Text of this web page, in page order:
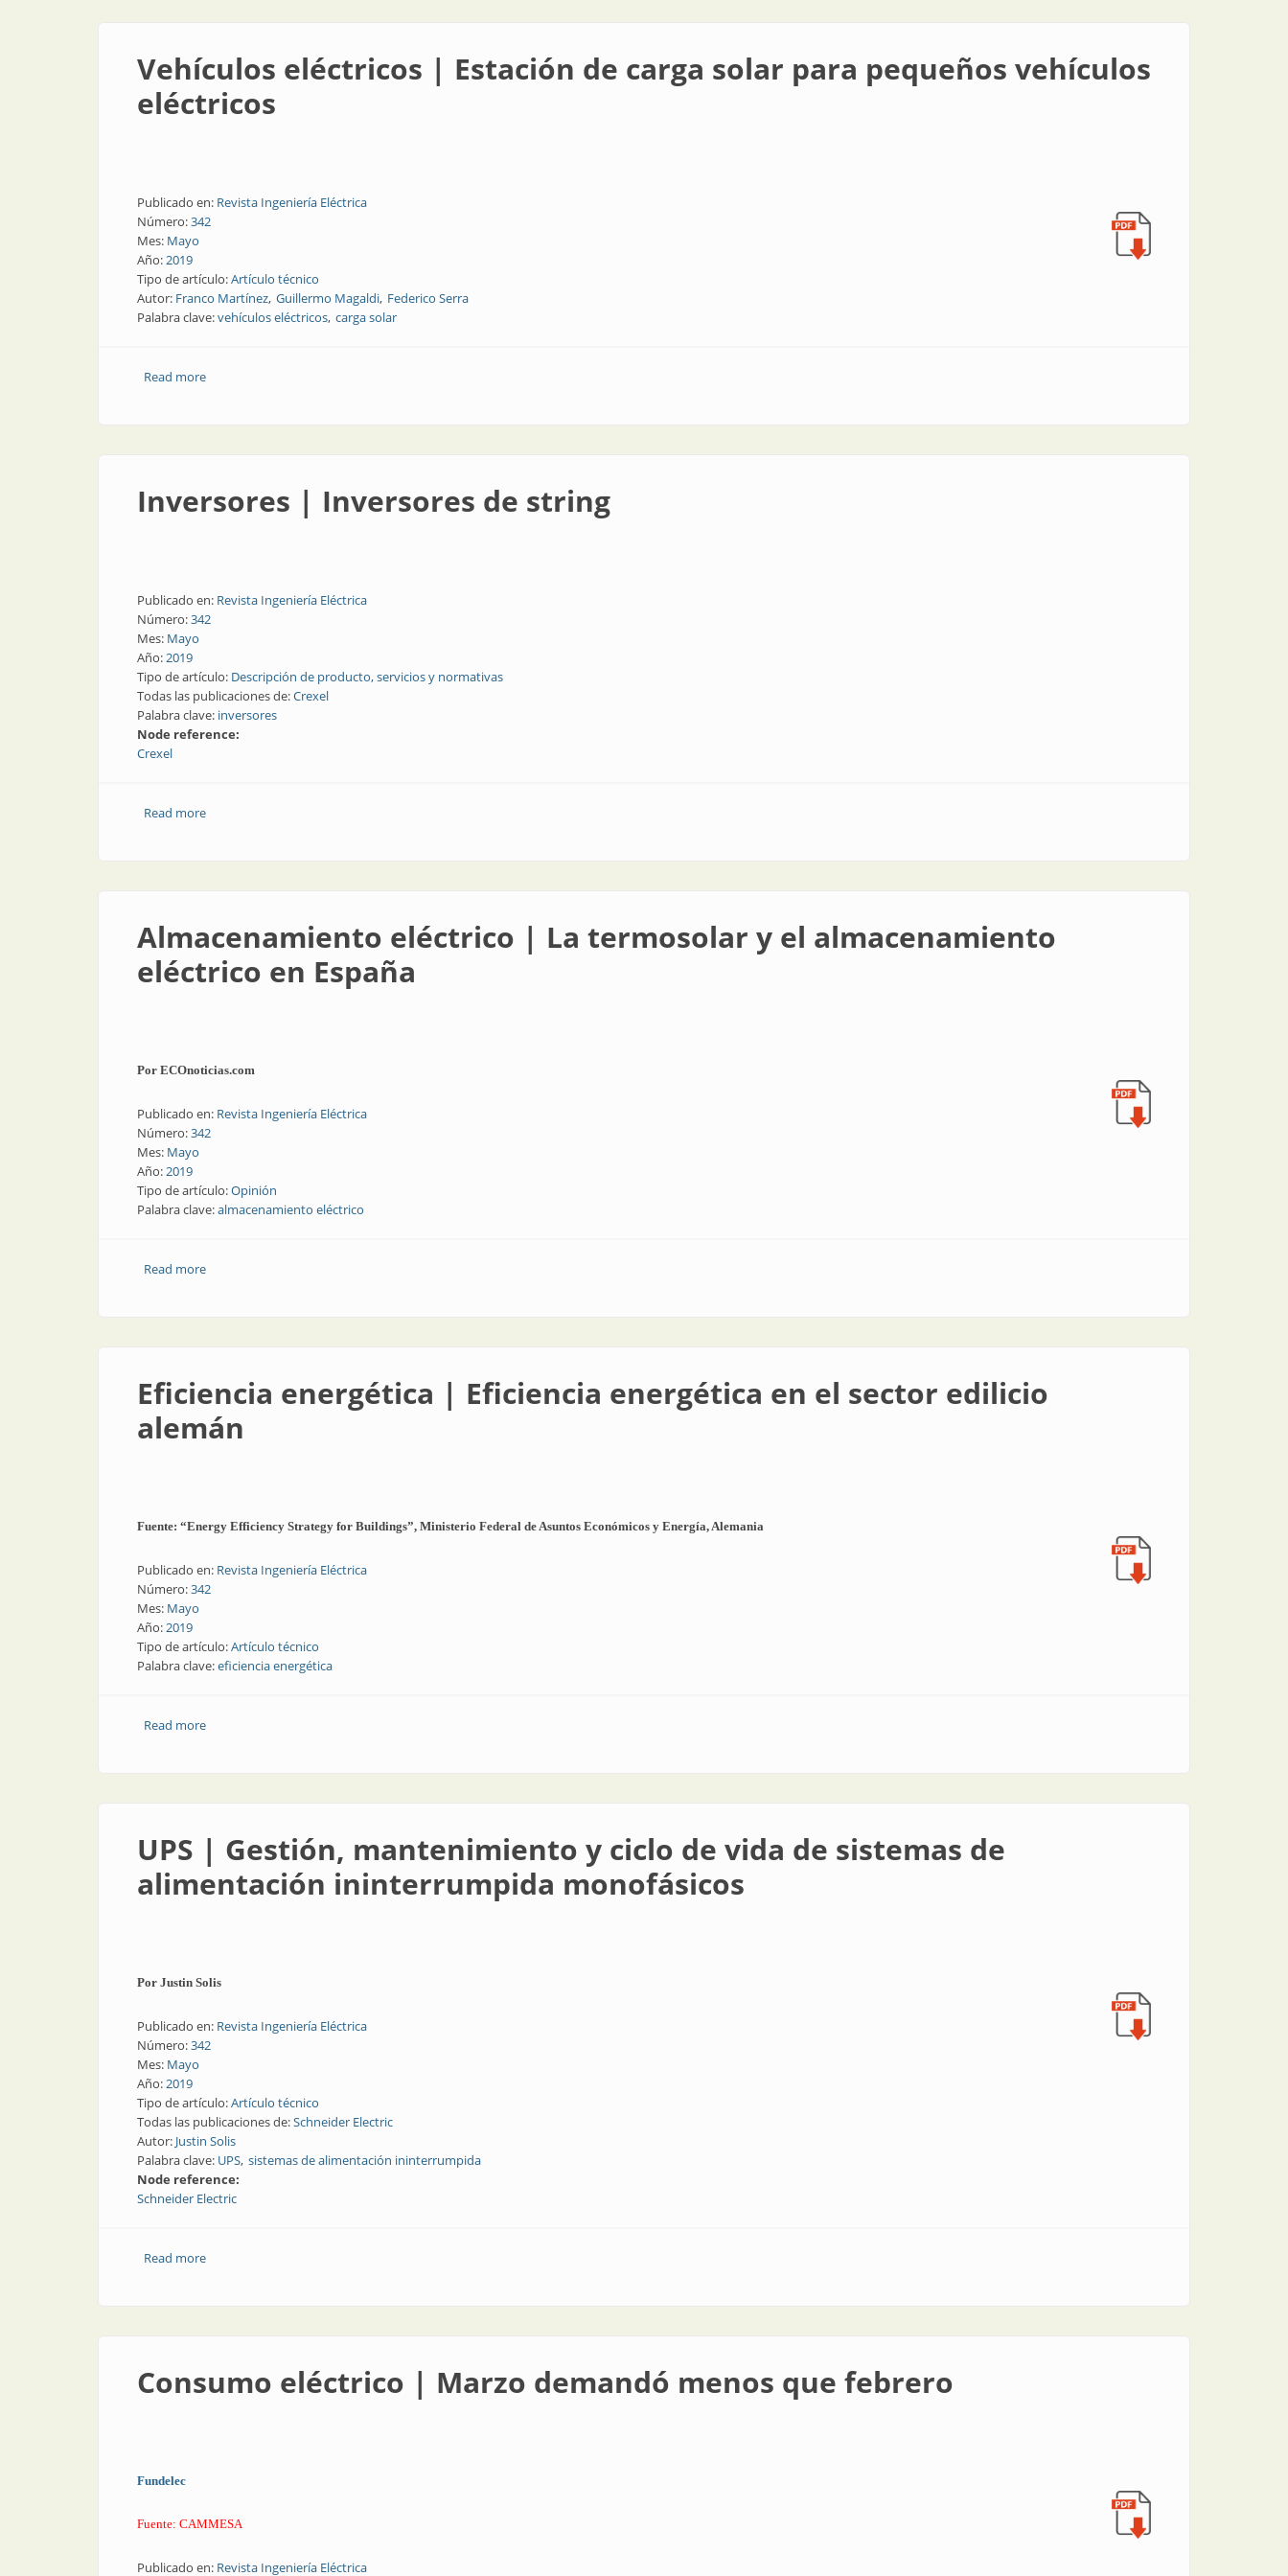
Vehículos eléctricos | Estación de carga solar para pequeños vehículos
eléctricos
Publicado en: Revista Ingeniería Eléctrica
Número:342
Mes: Mayo
Año:2019
Tipo de artículo:Artículo técnico
Autor: Franco Martínez Guillermo Magaldi Federico Serra
Palabra clave:vehículos eléctricos carga solar
Read moreabout Vehículos eléctricos | Estación de carga solar para pequeños vehículos eléctricos
Inversores | Inversores de string
Publicado en: Revista Ingeniería Eléctrica
Número:342
Mes: Mayo
Año:2019
Tipo de artículo: Descripción de producto, servicios y normativas
Todas las publicaciones de:Crexel
Palabra clave: inversores
Node reference:
Crexel
Read moreabout Inversores | Inversores de string
Almacenamiento eléctrico | La termosolar y el almacenamiento
eléctrico en España
Por ECOnoticias.com
Publicado en: Revista Ingeniería Eléctrica
Número:342
Mes: Mayo
Año:2019
Tipo de artículo:Opinión
Palabra clave:almacenamiento eléctrico
Read moreabout Almacenamiento eléctrico | La termosolar y el almacenamiento eléctrico en España
Eficiencia energética | Eficiencia energética en el sector edilicio
alemán
Fuente: “Energy Efficiency Strategy for Buildings”, Ministerio Federal de Asuntos Económicos y Energía, Alemania
Publicado en: Revista Ingeniería Eléctrica
Número:342
Mes: Mayo
Año:2019
Tipo de artículo:Artículo técnico
Palabra clave:eficiencia energética
Read moreabout Eficiencia energética | Eficiencia energética en el sector edilicio alemán
UPS | Gestión, mantenimiento y ciclo de vida de sistemas de
alimentación ininterrumpida monofásicos
Por Justin Solis
Publicado en: Revista Ingeniería Eléctrica
Número:342
Mes: Mayo
Año:2019
Tipo de artículo:Artículo técnico
Todas las publicaciones de:Schneider Electric
Autor: Justin Solis
Palabra clave: UPS sistemas de alimentación ininterrumpida
Node reference:
Schneider Electric
Read moreabout UPS | Gestión, mantenimiento y ciclo de vida de sistemas de alimentación ininterrumpida monofásicos
Consumo eléctrico | Marzo demandó menos que febrero
Fundelec
Fuente: CAMMESA
Publicado en: Revista Ingeniería Eléctrica